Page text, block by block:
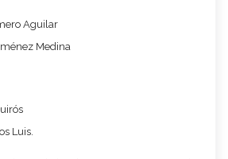
Aguilar
Medina
Luis.